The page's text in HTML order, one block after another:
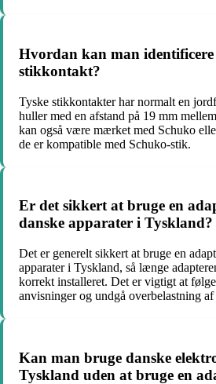
Hvordan kan man identificere
stikkontakt?
Tyske stikkontakter har normalt en
huller med en afstand på 19 mm
kan også være mærket med Schuko
de er kompatible med Schuko-stik.
Er det sikkert at bruge en
danske apparater i Tyskland?
Det er generelt sikkert at bruge en
apparater i Tyskland, så længe
korrekt installeret. Det er vigtigt at
anvisninger og undgå overbelastning af
Kan man bruge danske
Tyskland uden at bruge en